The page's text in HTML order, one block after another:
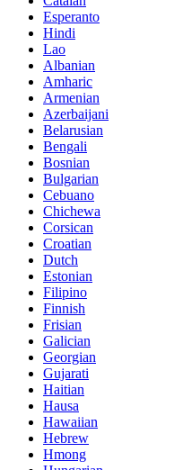
Esperanto
Hindi
Lao
Albanian
Amharic
Armenian
Azerbaijani
Belarusian
Bengali
Bosnian
Bulgarian
Cebuano
Chichewa
Corsican
Croatian
Dutch
Estonian
Filipino
Finnish
Frisian
Galician
Georgian
Gujarati
Haitian
Hausa
Hawaiian
Hebrew
Hmong